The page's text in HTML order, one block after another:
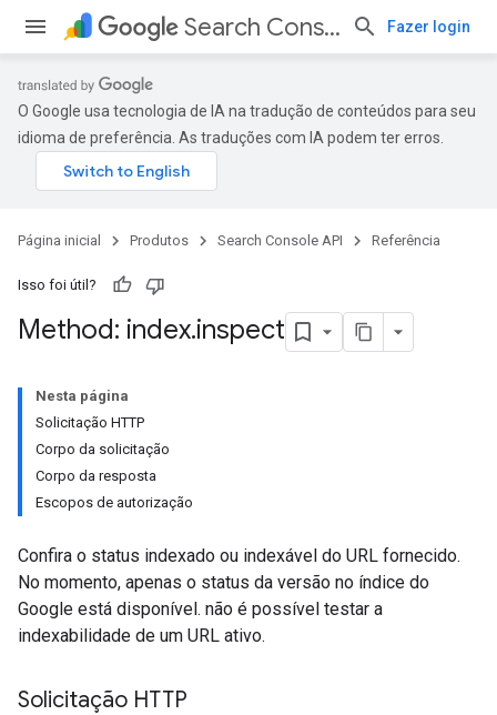
Search Console API Fazer login
O Google usa tecnologia de IA na tradução de conteúdos para seu
idioma de preferência. As traduções com IA podem ter erros.
Página inicial Produtos Search Console API Referência
Isso foi útil?
Method: index.inspect
Nesta página
Solicitação HTTP
Corpo da solicitação
Corpo da resposta
Escopos de autorização
Confira o status indexado ou indexável do URL fornecido.
No momento, apenas o status da versão no índice do
Google está disponível. não é possível testar a
indexabilidade de um URL ativo.
Solicitação HTTP